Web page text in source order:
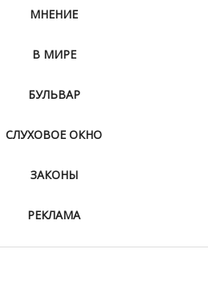
МНЕНИЕ
В МИРЕ
БУЛЬВАР
СЛУХОВОЕ ОКНО
ЗАКОНЫ
РЕКЛАМА